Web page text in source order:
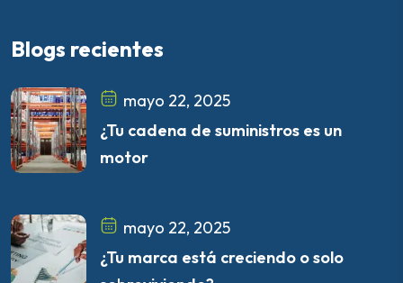
Blogs recientes
mayo 22, 2025
¿Tu cadena de suministros es un
motor
mayo 22, 2025
¿Tu marca está creciendo o solo